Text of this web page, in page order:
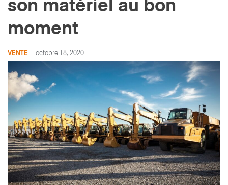
son matériel au bon
moment
VENTE octobre 18, 2020